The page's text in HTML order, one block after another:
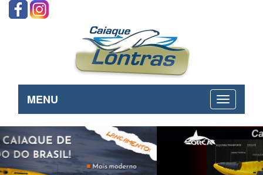
MENU
Previous